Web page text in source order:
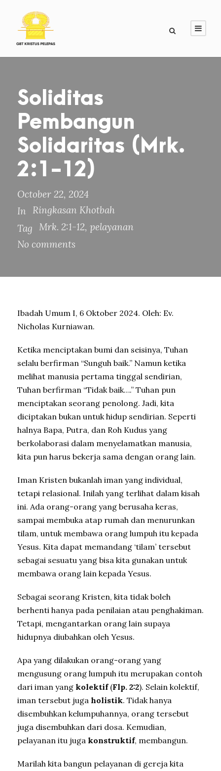
Soliditas
Pembangun
Solidaritas (Mrk.
2:1-12)
October 22, 2024
In
Ringkasan Khotbah
Tag
Mrk. 2:1-12, pelayanan
No comments
Ibadah Umum I, 6 Oktober 2024. Oleh: Ev.
Nicholas Kurniawan.
Ketika menciptakan bumi dan seisinya, Tuhan
selalu berfirman “Sunguh baik.” Namun ketika
melihat manusia pertama tinggal sendirian,
Tuhan berfirman “Tidak baik….” Tuhan pun
menciptakan seorang penolong. Jadi, kita
diciptakan bukan untuk hidup sendirian. Seperti
halnya Bapa, Putra, dan Roh Kudus yang
berkolaborasi dalam menyelamatkan manusia,
kita pun harus bekerja sama dengan orang lain.
Iman Kristen bukanlah iman yang individual,
tetapi relasional. Inilah yang terlihat dalam kisah
ini. Ada orang-orang yang berusaha keras,
sampai membuka atap rumah dan menurunkan
tilam, untuk membawa orang lumpuh itu kepada
Yesus. Kita dapat memandang ‘tilam’ tersebut
sebagai sesuatu yang bisa kita gunakan untuk
membawa orang lain kepada Yesus.
Sebagai seorang Kristen, kita tidak boleh
berhenti hanya pada penilaian atau penghakiman.
Tetapi, mengantarkan orang lain supaya
hidupnya diubahkan oleh Yesus.
Apa yang dilakukan orang-orang yang
mengusung orang lumpuh itu merupakan contoh
dari iman yang kolektif (Flp. 2:2). Selain kolektif,
iman tersebut juga holistik. Tidak hanya
disembuhkan kelumpuhannya, orang tersebut
juga disembuhkan dari dosa. Kemudian,
pelayanan itu juga konstruktif, membangun.
Marilah kita bangun pelayanan di gereja kita